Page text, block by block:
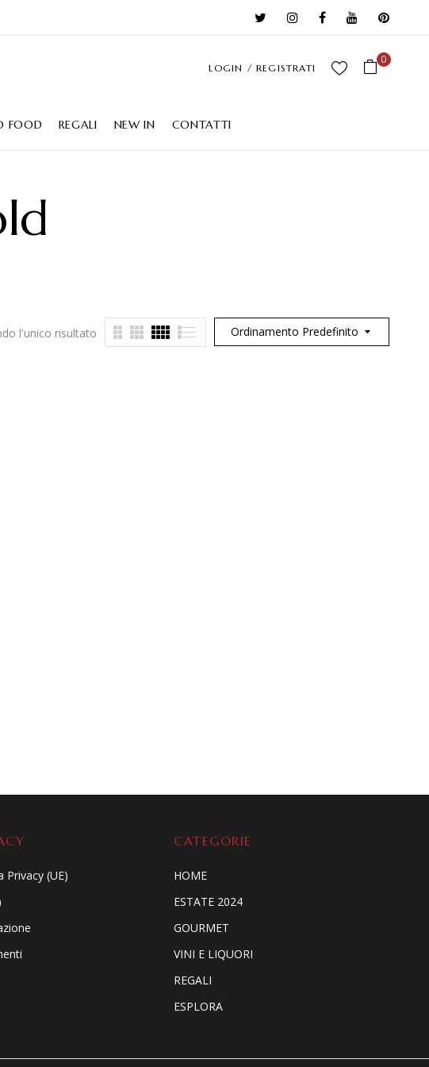
LOGIN / REGISTRATI
0
FOOD REGALI NEW IN CONTATTI
Ordinamento Predefinito
l'unico risultato
Privacy (UE)
CATEGORIE
HOME
ESTATE 2024
GOURMET
VINI E LIQUORI
REGALI
ESPLORA